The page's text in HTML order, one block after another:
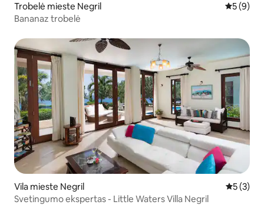
Trobelė mieste Negril Vidutinis
5 (9)
Bananaz trobelė
Vila mieste Negril Vidutinis
5 (3)
Svetingumo ekspertas - Little Waters Villa Negril